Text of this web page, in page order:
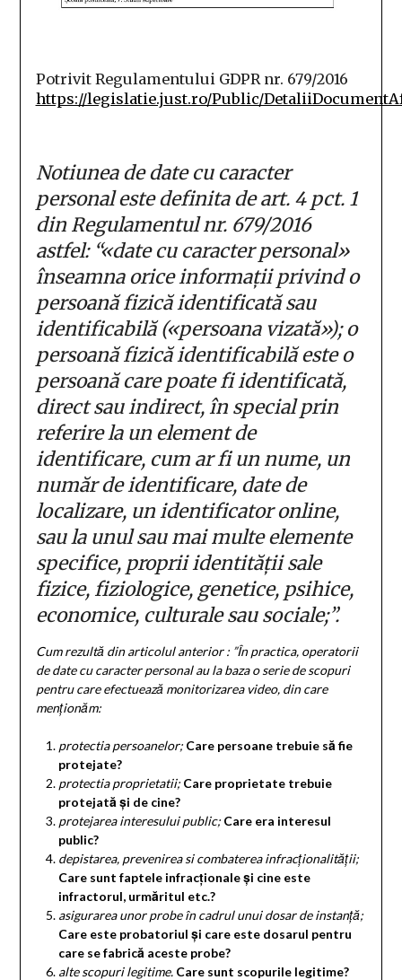
Potrivit Regulamentului GDPR nr. 679/2016
https://legislatie.just.ro/Public/
Notiunea de date cu caracter
personal este definita de art. 4 pct. 1
din Regulamentul nr. 679/2016
astfel: “«date cu caracter personal»
înseamna orice informații privind o
persoană fizică identificată sau
identificabilă («persoana vizată»); o
persoană fizică identificabilă este o
persoană care poate fi identificată,
direct sau indirect, în special prin
referire la un element de
identificare, cum ar fi un nume, un
număr de identificare, date de
localizare, un identificator online,
sau la unul sau mai multe elemente
specifice, proprii identității sale
fizice, fiziologice, genetice, psihice,
economice, culturale sau sociale;”.
Cum rezultă din articolul anterior : ”În practica, operatorii
de date cu caracter personal au la baza o serie de scopuri
pentru care efectuează monitorizarea video, din care
menționăm:
protectia persoanelor; Care persoane trebuie să fie
protejate?
protectia proprietatii; Care proprietate trebuie
protejată și de cine?
protejarea interesului public; Care era interesul
public?
depistarea, prevenirea si combaterea infracționalității;
Care sunt faptele infracționale și cine este
infractorul, urmăritul etc.?
asigurarea unor probe în cadrul unui dosar de instanță;
Care este probatoriul și care este dosarul pentru
care se fabrică aceste probe?
alte scopuri legitime. Care sunt scopurile legitime?